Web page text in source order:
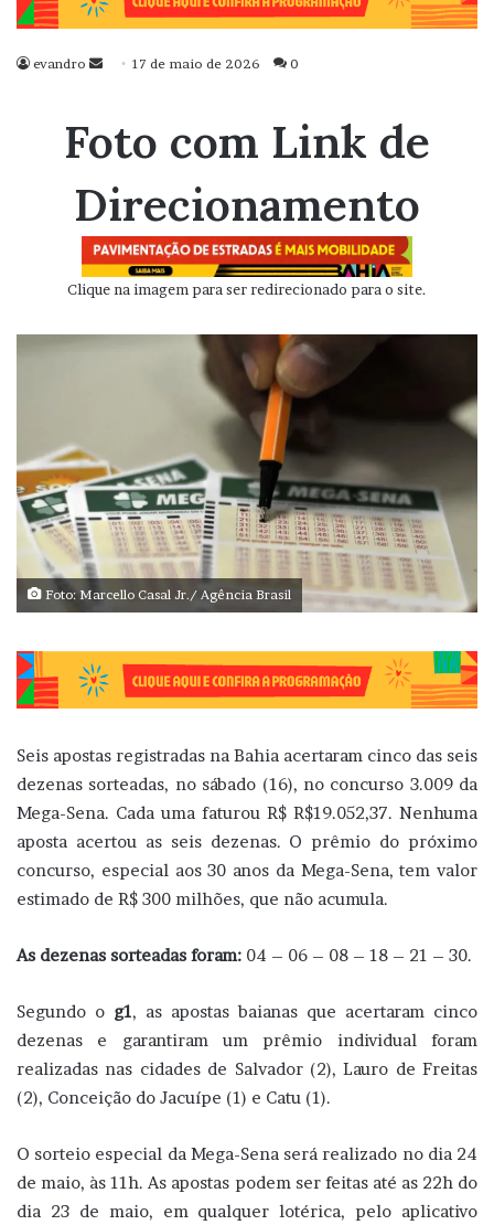
evandro
Mande
mail
17 de maio de 2026 0
Foto com Link de
Direcionamento
Clique na imagem para ser redirecionado para o site.
Foto: Marcello Casal Jr./ Agência Brasil
Seis apostas registradas na Bahia acertaram cinco das seis
dezenas sorteadas, no sábado (16), no concurso 3.009 da
Mega-Sena. Cada uma faturou R$ R$19.052,37. Nenhuma
aposta acertou as seis dezenas. O prêmio do próximo
concurso, especial aos 30 anos da Mega-Sena, tem valor
estimado de R$ 300 milhões, que não acumula.
As dezenas sorteadas foram: 04 – 06 – 08 – 18 – 21 – 30.
Segundo o g1, as apostas baianas que acertaram cinco
dezenas e garantiram um prêmio individual foram
realizadas nas cidades de Salvador (2), Lauro de Freitas
(2), Conceição do Jacuípe (1) e Catu (1).
O sorteio especial da Mega-Sena será realizado no dia 24
de maio, às 11h. As apostas podem ser feitas até as 22h do
dia 23 de maio, em qualquer lotérica, pelo aplicativo